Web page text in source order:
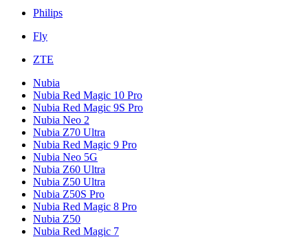
Philips
Fly
ZTE
Nubia
Nubia Red Magic 10 Pro
Nubia Red Magic 9S Pro
Nubia Neo 2
Nubia Z70 Ultra
Nubia Red Magic 9 Pro
Nubia Neo 5G
Nubia Z60 Ultra
Nubia Z50 Ultra
Nubia Z50S Pro
Nubia Red Magic 8 Pro
Nubia Z50
Nubia Red Magic 7